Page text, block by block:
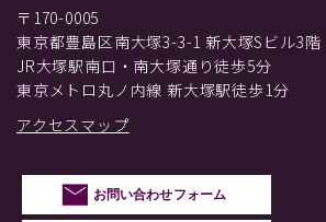
〒170-0005
東京都豊島区南大塚3-3-1 新大塚Sビル3階
JR大塚駅南口・南大塚通り徒歩5分
東京メトロ丸ノ内線 新大塚駅徒歩1分
アクセスマップ
お問い合わせフォーム